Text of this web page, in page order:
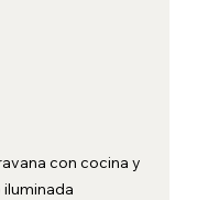
con cocina y
iluminada